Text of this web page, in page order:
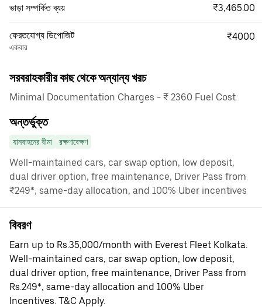
ভাড়া সম্পর্কিত ব্যয় ₹3,465.00
ফেরতযোগ্য ডিপোজিট
একবার
₹4000
সরবরাহকারীর কাছ থেকে অন্যান্য খরচ
Minimal Documentation Charges - ₹ 2360 Fuel Cost
অন্তর্ভুক্ত
যানবাহনের বীমা রক্ষণাবেক্ষণ
Well-maintained cars, car swap option, low deposit,
dual driver option, free maintenance, Driver Pass from
₹249*, same-day allocation, and 100% Uber incentives
বিবরণ
Earn up to Rs.35,000/month with Everest Fleet Kolkata.
Well-maintained cars, car swap option, low deposit,
dual driver option, free maintenance, Driver Pass from
Rs.249*, same-day allocation and 100% Uber
Incentives. T&C Apply.